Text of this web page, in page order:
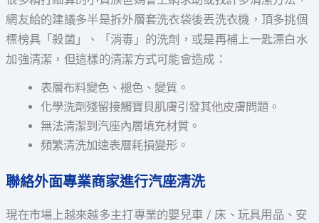
網友給的建議多半是拆外層套洗衣袋後丟洗衣機，頂多挑個
標榜具「殺菌」、「消毒」的洗劑，或是再補上一匙漂白水
加強清潔，但這樣的清潔方式可能會造成：
表層布料變色、褪色、變質。
化學洗劑殘留接觸寶貝肌膚引發其他皮膚問題。
無法清潔到汽座內層填充材質。
頻繁清洗加速表層耗損變形。
聯絡外面專業商家進行汽座清洗
現在市場上越來越多主打專業的嬰兒車 / 床、玩具用品、安